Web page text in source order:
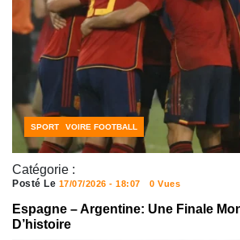
Catégorie :
CÔTE D'IVOIRE FOOTBALL
SPORT
Posté Le 17/07/2026 - 18:07 0 Vues
Espagne – Argentine: Une Finale
D’histoire